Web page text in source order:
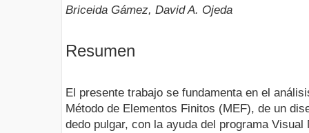
Briceida Gámez, David A. Ojeda
Resumen
El presente trabajo se fundamenta en el
Método de Elementos Finitos (MEF), de un
dedo pulgar, con la ayuda del programa